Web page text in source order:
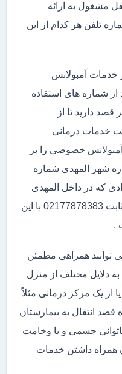
مشغول به ارائه
تلفن هر کدام از این
خدمات آمبولانس
از شماره های استفاده
قصد دارید تا از
خدمات درمانی
آمبولانس خصوصی را بر
شماره شهر المهدی شماره
که در داخل المهدی
ساکن هستند و قصد دارند با تلفن ثابت 02177878383 با این
.
توانند همراهی مطمئن
به دلایل مختلف از منزل
از یک مرکز درمانی مثلاً
انتقال به بیمارستان
ناتوانی جسمی و یا وخامت
همراه داشتن خدمات